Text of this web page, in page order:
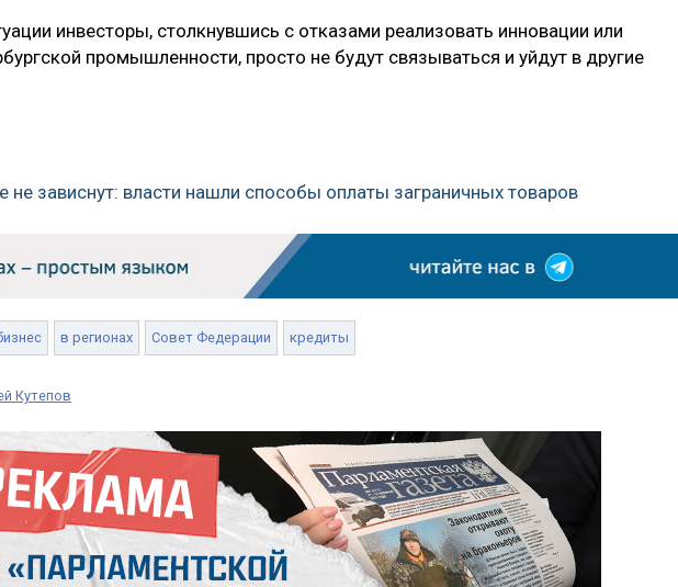
инвесторы, столкнувшись с отказами реализовать инновации или
промышленности, просто не будут связываться и уйдут в другие
не зависнут: власти нашли способы оплаты заграничных товаров
в регионах Совет Федерации кредиты
Кутепов